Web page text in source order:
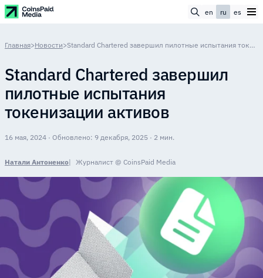
en ru es
Главная>Новости> Standard Chartered завершил пилотные испытания токенизации активов
Standard Chartered завершил
пилотные испытания
токенизации активов
16 мая, 2024 · Обновлено: 9 декабря, 2025 · 2 мин.
Натали Антоненко Журналист @ CoinsPaid Media